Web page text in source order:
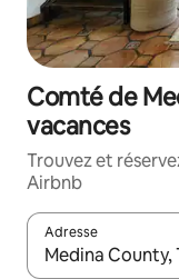
Comté de
vacances
Trouvez et
Airbnb
Adresse
Lorsque les